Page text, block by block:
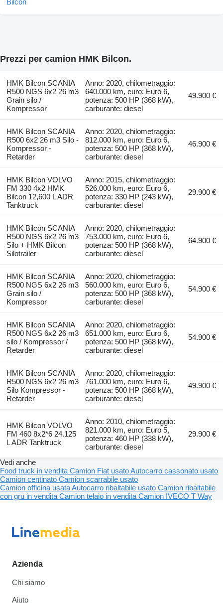
Prezzi per camion HMK Bilcon.
HMK Bilcon SCANIA
R500 NGS 6x2 26 m3
Grain silo /
Kompressor
Anno: 2020, chilometraggio:
640.000 km, euro: Euro 6,
potenza: 500 HP (368 kW),
carburante: diesel
49.900 €
HMK Bilcon SCANIA
R500 6x2 26 m3 Silo -
Kompressor -
Retarder
Anno: 2020, chilometraggio:
812.000 km, euro: Euro 6,
potenza: 500 HP (368 kW),
carburante: diesel
46.900 €
HMK Bilcon VOLVO
FM 330 4x2 HMK
Bilcon 12,600 L ADR
Tanktruck
Anno: 2015, chilometraggio:
526.000 km, euro: Euro 6,
potenza: 330 HP (243 kW),
carburante: diesel
29.900 €
HMK Bilcon SCANIA
R500 NGS 6x2 26 m3
Silo + HMK Bilcon
Silotrailer
Anno: 2020, chilometraggio:
753.000 km, euro: Euro 6,
potenza: 500 HP (368 kW),
carburante: diesel
64.900 €
HMK Bilcon SCANIA
R500 NGS 6x2 26 m3
Grain silo /
Kompressor
Anno: 2020, chilometraggio:
560.000 km, euro: Euro 6,
potenza: 500 HP (368 kW),
carburante: diesel
54.900 €
HMK Bilcon SCANIA
R500 NGS 6x2 26 m3
silo / Kompressor /
Retarder
Anno: 2020, chilometraggio:
651.000 km, euro: Euro 6,
potenza: 500 HP (368 kW),
carburante: diesel
54.900 €
HMK Bilcon SCANIA
R500 NGS 6x2 26 m3
Silo Kompressor -
Retarder
Anno: 2020, chilometraggio:
761.000 km, euro: Euro 6,
potenza: 500 HP (368 kW),
carburante: diesel
49.900 €
HMK Bilcon VOLVO
FM 460 8x2*6 24.125
l. ADR Tanktruck
Anno: 2010, chilometraggio:
821.000 km, euro: Euro 5,
potenza: 460 HP (338 kW),
carburante: diesel
29.900 €
Vedi anche
Food truck in venditaCamion Fiat usatoAutocarro cassonato usato
Camion centinato Camion scarrabile usato
Camion officina usataAutocarro ribaltabile usato Camion ribaltabile
con gru in venditaCamion telaio in venditaCamion IVECO T Way
Azienda
Chi siamo
Aiuto